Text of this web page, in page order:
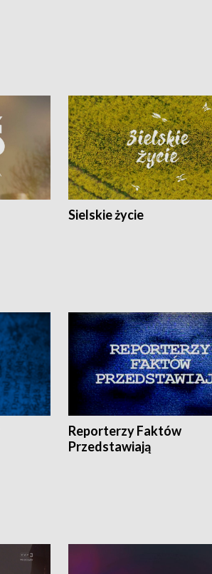
Sielskie życie
Reporterzy Faktów
Przedstawiają